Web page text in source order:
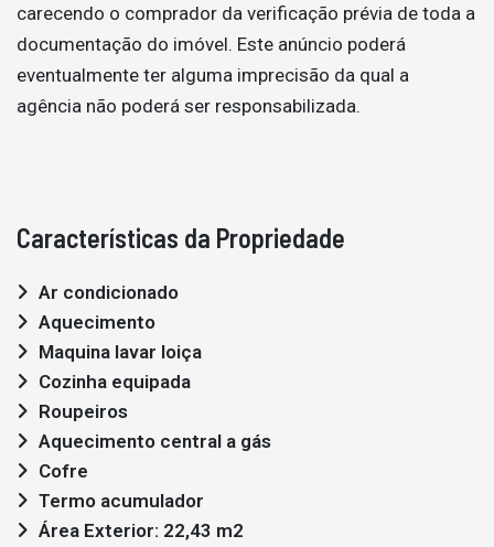
carecendo o comprador da verificação prévia de toda a
documentação do imóvel. Este anúncio poderá
eventualmente ter alguma imprecisão da qual a
agência não poderá ser responsabilizada.
Características da Propriedade
Ar condicionado
Aquecimento
Maquina lavar loiça
Cozinha equipada
Roupeiros
Aquecimento central a gás
Cofre
Termo acumulador
Área Exterior: 22,43 m2